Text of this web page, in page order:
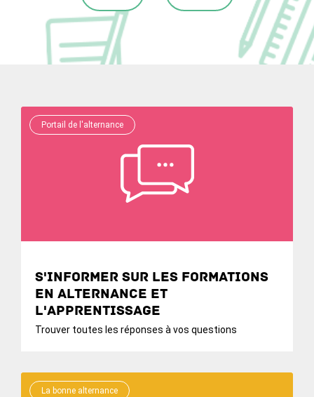
Portail de l'alternance
S'informer sur les formations
en alternance et
l'apprentissage
Trouver toutes les réponses à vos questions
La bonne alternance